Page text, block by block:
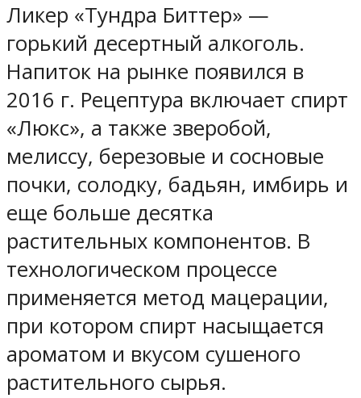
Ликер «Тундра Биттер» —
горький десертный алкоголь.
Напиток на рынке появился в
2016 г. Рецептура включает спирт
«Люкс», а также зверобой,
мелиссу, березовые и сосновые
почки, солодку, бадьян, имбирь и
еще больше десятка
растительных компонентов. В
технологическом процессе
применяется метод мацерации,
при котором спирт насыщается
ароматом и вкусом сушеного
растительного сырья.